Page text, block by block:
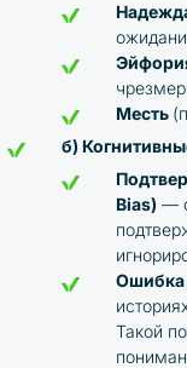
Месть
б)
Bias) —
Ошибка
Такой